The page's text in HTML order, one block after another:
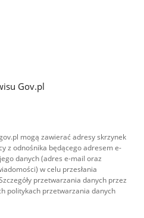
Gov.pl
mogą zawierać adresy skrzynek
z odnośnika będącego adresem e-
danych (adres e-mail oraz
w celu przesłania
przetwarzania danych przez
politykach przetwarzania danych